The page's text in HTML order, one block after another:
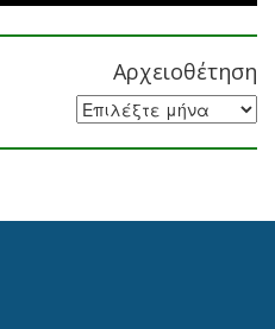
Αρχειοθέτηση
Αρχειοθέτηση